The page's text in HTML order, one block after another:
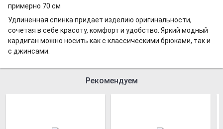
примерно 70 см
Удлиненная спинка придает изделию оригинальности,
сочетая в себе красоту, комфорт и удобство. Яркий модный
кардиган можно носить как с классическими брюками, так и
с джинсами.
Рекомендуем